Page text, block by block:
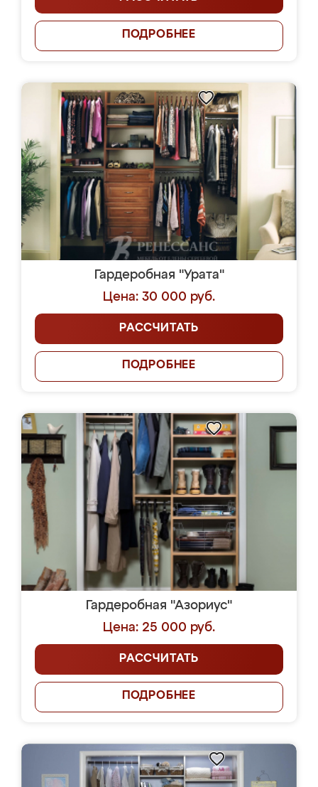
ПОДРОБНЕЕ
Гардеробная "Урата"
Цена: 30 000 руб.
РАССЧИТАТЬ
ПОДРОБНЕЕ
Гардеробная "Азориус"
Цена: 25 000 руб.
РАССЧИТАТЬ
ПОДРОБНЕЕ